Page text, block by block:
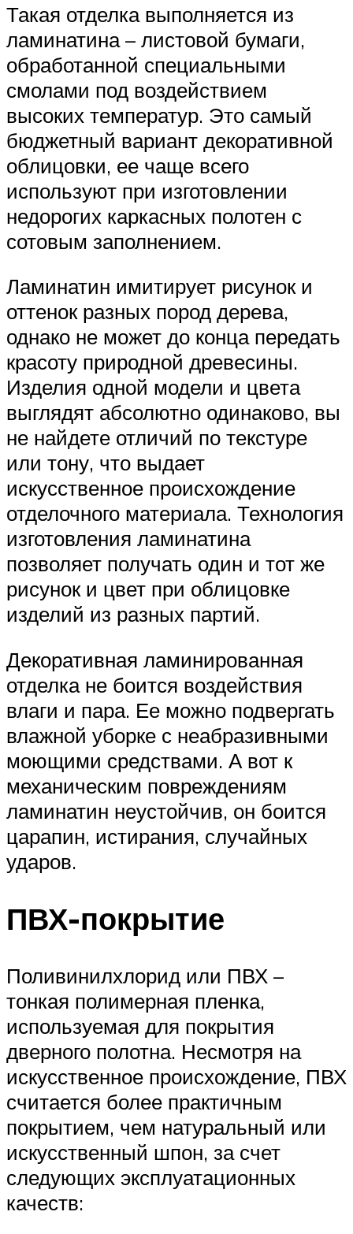
Такая отделка выполняется из
ламинатина – листовой бумаги,
обработанной специальными
смолами под воздействием
высоких температур. Это самый
бюджетный вариант декоративной
облицовки, ее чаще всего
используют при изготовлении
недорогих каркасных полотен с
сотовым заполнением.
Ламинатин имитирует рисунок и
оттенок разных пород дерева,
однако не может до конца передать
красоту природной древесины.
Изделия одной модели и цвета
выглядят абсолютно одинаково, вы
не найдете отличий по текстуре
или тону, что выдает
искусственное происхождение
отделочного материала. Технология
изготовления ламинатина
позволяет получать один и тот же
рисунок и цвет при облицовке
изделий из разных партий.
Декоративная ламинированная
отделка не боится воздействия
влаги и пара. Ее можно подвергать
влажной уборке с неабразивными
моющими средствами. А вот к
механическим повреждениям
ламинатин неустойчив, он боится
царапин, истирания, случайных
ударов.
ПВХ-покрытие
Поливинилхлорид или ПВХ –
тонкая полимерная пленка,
используемая для покрытия
дверного полотна. Несмотря на
искусственное происхождение, ПВХ
считается более практичным
покрытием, чем натуральный или
искусственный шпон, за счет
следующих эксплуатационных
качеств: